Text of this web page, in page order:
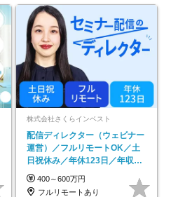
株式会社さくらインベスト
配信ディレクター（ウェビナー
運営）／フルリモートOK／土
日祝休み／年休123日／年収
600万円可
400～600万円
フルリモートあり